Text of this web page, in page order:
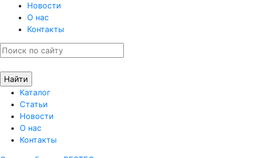
Новости
О нас
Контакты
Каталог
Статьи
Новости
О нас
Контакты